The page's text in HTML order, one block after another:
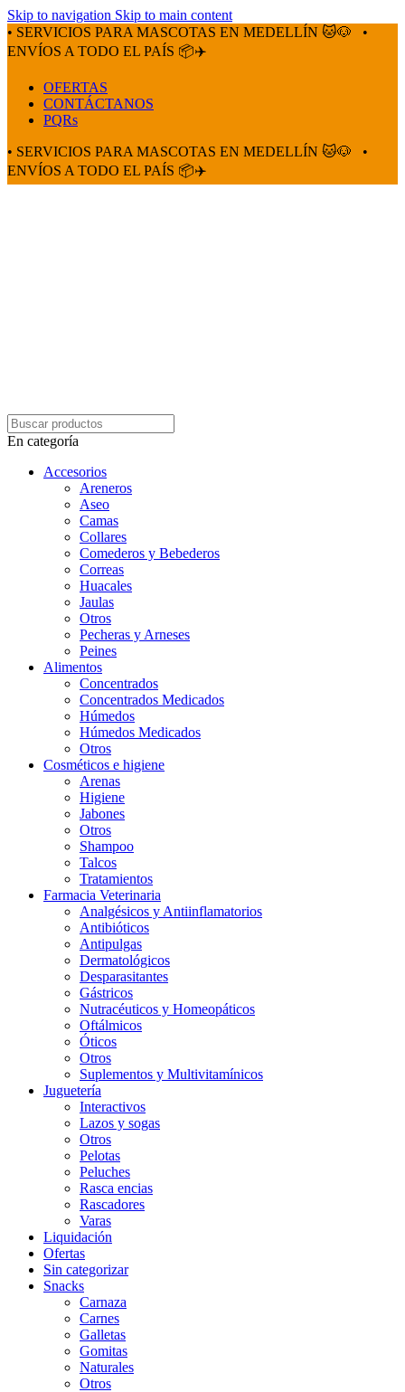
Skip to navigation Skip to main content
• SERVICIOS PARA MASCOTAS EN MEDELLÍN 🐱🐶
•
ENVÍOS A TODO EL PAÍS 📦✈️
OFERTAS
CONTÁCTANOS
PQRs
• SERVICIOS PARA MASCOTAS EN MEDELLÍN 🐱🐶
•
ENVÍOS A TODO EL PAÍS 📦✈️
En categoría
Accesorios
Areneros
Aseo
Camas
Collares
Comederos y Bebederos
Correas
Huacales
Jaulas
Otros
Pecheras y Arneses
Peines
Alimentos
Concentrados
Concentrados Medicados
Húmedos
Húmedos Medicados
Otros
Cosméticos e higiene
Arenas
Higiene
Jabones
Otros
Shampoo
Talcos
Tratamientos
Farmacia Veterinaria
Analgésicos y Antiinflamatorios
Antibióticos
Antipulgas
Dermatológicos
Desparasitantes
Gástricos
Nutracéuticos y Homeopáticos
Oftálmicos
Óticos
Otros
Suplementos y Multivitamínicos
Juguetería
Interactivos
Lazos y sogas
Otros
Pelotas
Peluches
Rasca encias
Rascadores
Varas
Liquidación
Ofertas
Sin categorizar
Snacks
Carnaza
Carnes
Galletas
Gomitas
Naturales
Otros